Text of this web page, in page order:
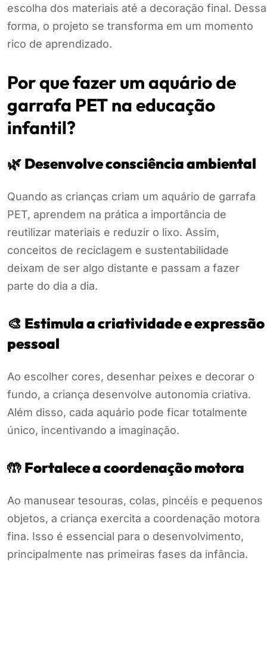
escolha dos materiais até a decoração final. Dessa
forma, o projeto se transforma em um momento
rico de aprendizado.
Por que fazer um aquário de
garrafa PET na educação
infantil?
🌿 Desenvolve consciência ambiental
Quando as crianças criam um aquário de garrafa
PET, aprendem na prática a importância de
reutilizar materiais e reduzir o lixo. Assim,
conceitos de reciclagem e sustentabilidade
deixam de ser algo distante e passam a fazer
parte do dia a dia.
🎨 Estimula a criatividade e expressão
pessoal
Ao escolher cores, desenhar peixes e decorar o
fundo, a criança desenvolve autonomia criativa.
Além disso, cada aquário pode ficar totalmente
único, incentivando a imaginação.
🤲 Fortalece a coordenação motora
Ao manusear tesouras, colas, pincéis e pequenos
objetos, a criança exercita a coordenação motora
fina. Isso é essencial para o desenvolvimento,
principalmente nas primeiras fases da infância.